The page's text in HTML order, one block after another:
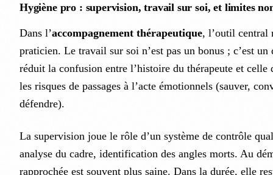
Hygiène pro : supervision, travail sur soi, et limites
Dans l’accompagnement thérapeutique, l’outil central
praticien. Le travail sur soi n’est pas un bonus ; c’est
réduit la confusion entre l’histoire du thérapeute et
les risques de passages à l’acte émotionnels (sauver,
défendre).
La supervision joue le rôle d’un système de contrôle
analyse du cadre, identification des angles morts. Au
rapprochée est souvent plus saine. Dans la durée, elle